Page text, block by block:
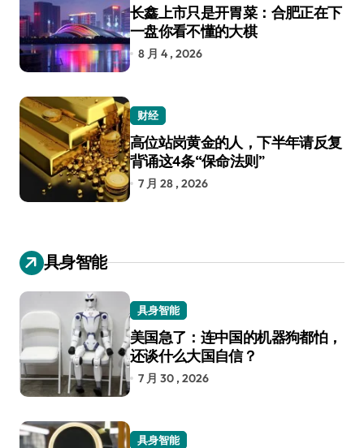
长鑫上市只是开胃菜：合肥正在下
一盘你看不懂的大棋
8 月 4 , 2026
财经
高位站岗黄金的人，下半年请反复
背诵这4条“保命法则”
7 月 28 , 2026
具身智能
具身智能
美国急了：连中国的机器狗都怕，
还谈什么大国自信？
7 月 30 , 2026
具身智能